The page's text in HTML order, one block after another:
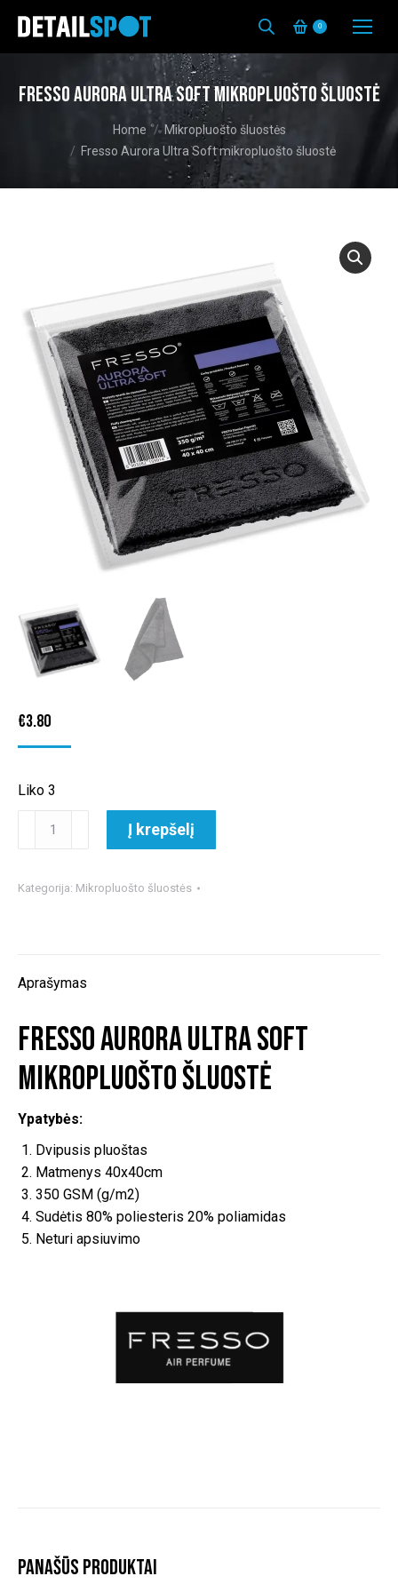
0
Fresso Aurora Ultra Soft mikropluošto šluostė
Home
Mikropluošto šluostės
Fresso Aurora Ultra Soft mikropluošto šluostė
€3.80
Liko 3
Aurora
šluostė
Į krepšelį
Kategorija: Mikropluošto šluostės
Aprašymas
Fresso Aurora Ultra Soft
mikropluošto šluostė
Ypatybės:
Dvipusis pluoštas
Matmenys 40x40cm
350 GSM (g/m2)
Sudėtis 80% poliesteris 20% poliamidas
Neturi apsiuvimo
Panašūs produktai